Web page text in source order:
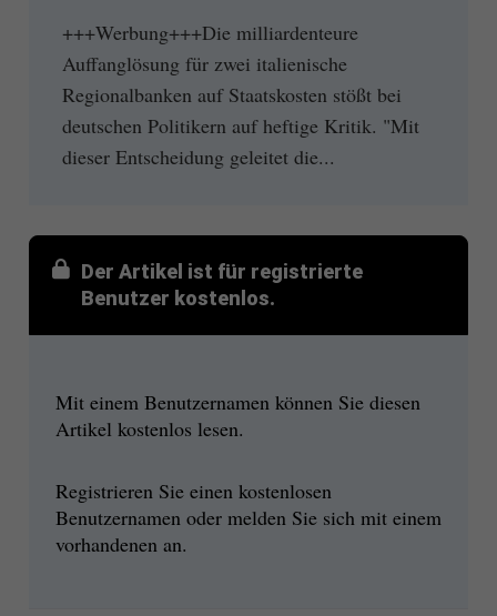
+++Werbung+++Die milliardenteure
Auffanglösung für zwei italienische
Regionalbanken auf Staatskosten stößt bei
deutschen Politikern auf heftige Kritik. "Mit
dieser Entscheidung geleitet die...
Der Artikel ist für registrierte
Benutzer kostenlos.
Mit einem Benutzernamen können Sie diesen
Artikel kostenlos lesen.
Registrieren Sie einen kostenlosen
Benutzernamen oder melden Sie sich mit einem
vorhandenen an.